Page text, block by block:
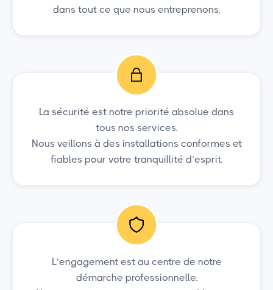
dans tout ce que nous entreprenons.
La sécurité est notre priorité absolue dans
tous nos services.
Nous veillons à des installations conformes et
fiables pour votre tranquillité d’esprit.
L’engagement est au centre de notre
démarche professionnelle.